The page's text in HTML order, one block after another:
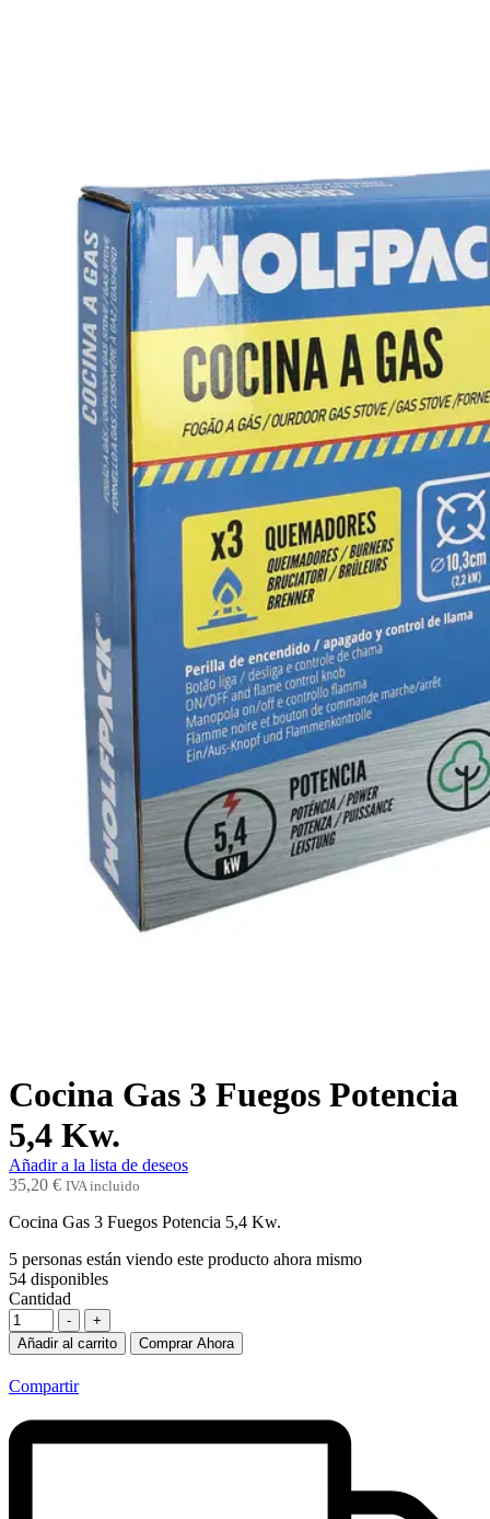
Cocina Gas 3 Fuegos Potencia
5,4 Kw.
Añadir a la lista de deseos
35,20 € IVA incluido
Cocina Gas 3 Fuegos Potencia 5,4 Kw.
5 personas están viendo este producto ahora mismo
54 disponibles
Cantidad
-
+
Añadir al carrito
Comprar Ahora
Compartir